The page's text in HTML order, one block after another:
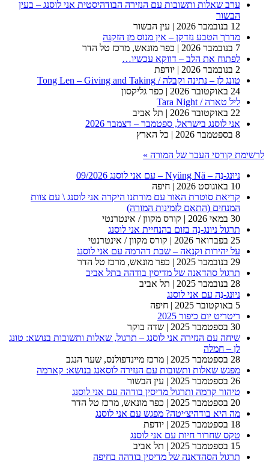
ערב שאלות ותשובות עם הנזירה הבודהיסטית אני לוסנג – בעין
הבשור
12 בנובמבר 2026
| עין הבשור
מדרך הטבע נזדקן – אין מנוס מן הזקנה
7 בנובמבר 2026
| כפר מונאש, מרכז טל הדר
לפתוח את הלב – דווקא עכשיו…
2 בנובמבר 2026
| יודפת
טונג לן – נתינה וקבלה / Tong Len – Giving and Taking
24 באוקטובר 2026
| כפר גליקסון
ליל טארה / Tara Night
22 באוקטובר 2026
| תל אביב
אני לוסנג בישראל, ספטמבר – דצמבר 2026
8 בספטמבר 2026
| כל הארץ
לרשימת קורסי העבר של המורה »
ניוּנג-נֶה – Nyüng Nä – עם אני לוסנג 09/2026
10 באוגוסט 2026
| חיפה
קריאת סוטרת האור עם מורתנו היקרה אני לוסנג \ עם צוות
המנחים (התאם לזמינות המורה)
30 במאי 2026
| קורס מקוון / אינטרנטי
תרגול ניוּנג-נֶה בזום בהנחיית אני לוסנג
25 בפברואר 2026
| קורס מקוון / אינטרנטי
על יהירות וקנאה – שבת דהרמה עם אני לוסנג
29 בנובמבר 2025
| כפר מונאש, מרכז טל הדר
תרגול סהדאנה של מדיסין בודהה בתל אביב
28 בנובמבר 2025
| תל אביב
ניוּנג-נֶה עם אני לוסנג
5 באוקטובר 2025
| חיפה
ריטריט יום כיפור 2025
30 בספטמבר 2025
| שדה בוקר
שיחה עם הנזירה אני לוסנג – תרגול, שאלות ותשובות בנושא: טונג
לן – חמלה
28 בספטמבר 2025
| מרכז מיינדפולנס, שער הנגב
מפגש שאלות ותשובות עם הנזירה לוסאנג בנושא: קארמה
26 בספטמבר 2025
| עין הבשור
טיהור קרמה ותרגול מדיסין בודהה עם אני לוסנג
20 בספטמבר 2025
| כפר מונאש, מרכז טל הדר
מה היא בודהיצ׳יטה? מפגש עם אני לוסנג
18 בספטמבר 2025
| יודפת
טקס שחרור חיות עם אני לוסנג
15 בספטמבר 2025
| תל אביב
תרגול הסהדאנה של מדיסין בודהה בחיפה